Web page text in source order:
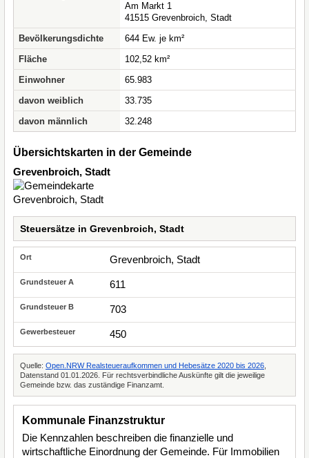
Am Markt 1
41515 Grevenbroich, Stadt
Bevölkerungsdichte
644 Ew. je km²
Fläche
102,52 km²
Einwohner
65.983
davon weiblich
33.735
davon männlich
32.248
Übersichtskarten in der Gemeinde
Grevenbroich, Stadt
Steuersätze in Grevenbroich, Stadt
Grevenbroich, Stadt
611
703
450
Quelle: Open.NRW Realsteueraufkommen und Hebesätze 2020 bis 2026
Datenstand 01.01.2026. Für rechtsverbindliche Auskünfte gilt die jeweilige
Gemeinde bzw. das zuständige Finanzamt.
Kommunale Finanzstruktur
Die Kennzahlen beschreiben die finanzielle und
wirtschaftliche Einordnung der Gemeinde. Für Immobilien